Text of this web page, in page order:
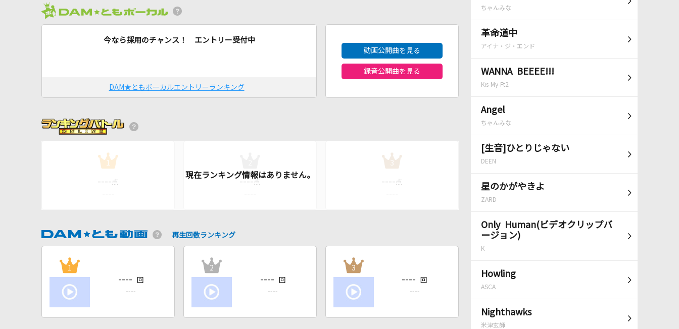
ちゃんみな
革命道中
アイナ・ジ・エンド
WANNA BEEEE!!!
Kis-My-Ft2
Angel
ちゃんみな
[生音]ひとりじゃない
DEEN
星のかがやきよ
ZARD
Only Human(ビデオクリップバ
ージョン)
K
Howling
ASCA
Nighthawks
米津玄師
今なら採用のチャンス！ エントリー受付中
DAM★ともボーカルエントリーランキング
動画公開曲を見る
録音公開曲を見る
1
---- 点
----
---- 点
----
3
---- 点
----
再生回数ランキング
1
---- 回
----
2
---- 回
----
3
---- 回
----